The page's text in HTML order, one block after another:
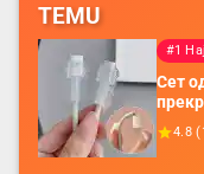
TEMU
#1
Сет
4.8 (